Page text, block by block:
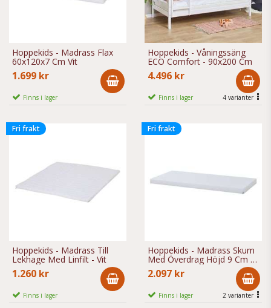
Hoppekids - Madrass Flax
60x120x7 Cm Vit
1.699 kr
Finns i lager
Hoppekids - Våningssäng
ECO Comfort - 90x200 Cm
4.496 kr
Finns i lager 4 varianter
Fri frakt
Hoppekids - Madrass Till
Lekhage Med Linfilt - Vit
1.260 kr
Finns i lager
Fri frakt
Hoppekids - Madrass Skum
Med Överdrag Höjd 9 Cm -
Vit
2.097 kr
Finns i lager 2 varianter